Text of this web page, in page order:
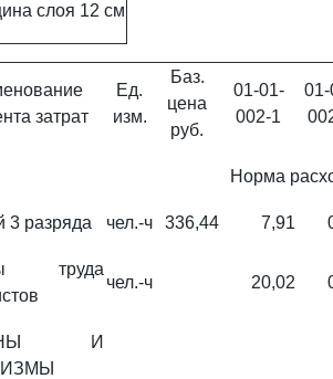
слоя 12 см
затрат
Ед.
изм.
Баз.
цена
руб.
01-01-
002-1
01-
Норма
3 разряда чел.-ч 336,44 7,91
труда
чел.-ч 20,02
И